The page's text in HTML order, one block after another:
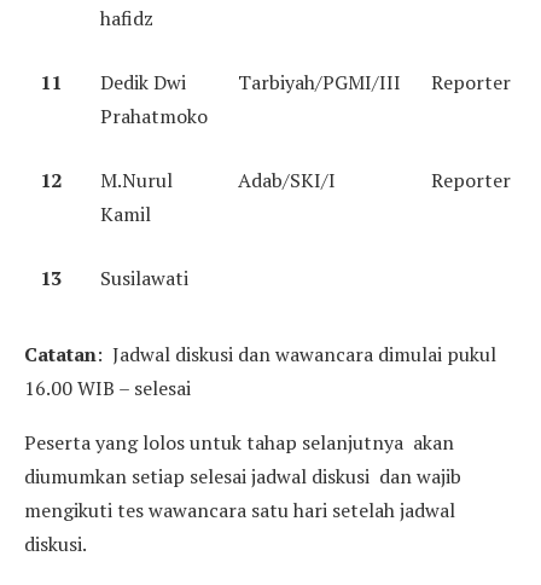
hafidz
11
Dedik Dwi
Prahatmoko
Tarbiyah/PGMI/III Reporter
12
M.Nurul
Kamil
Adab/SKI/I Reporter
13 Susilawati
Catatan: Jadwal diskusi dan wawancara dimulai pukul
16.00 WIB – selesai
Peserta yang lolos untuk tahap selanjutnya akan
diumumkan setiap selesai jadwal diskusi dan wajib
mengikuti tes wawancara satu hari setelah jadwal
diskusi.